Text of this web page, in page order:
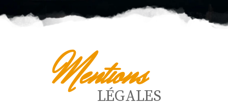
Mentions
LÉGALES